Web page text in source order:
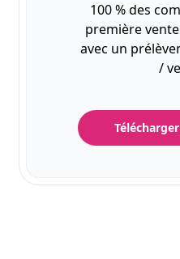
100 % des
première
avec un
/